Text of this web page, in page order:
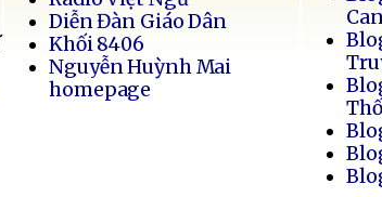
Diễn Đàn Giáo Dân
Khối 8406
Nguyễn Huỳnh Mai
homepage